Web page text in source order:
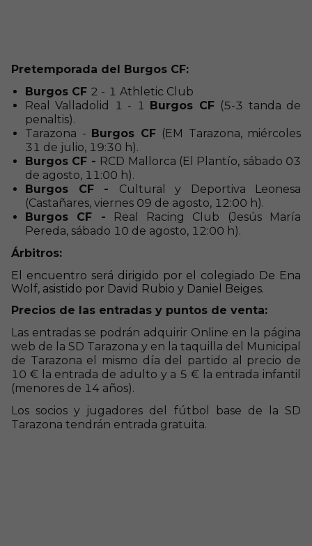
Pretemporada del Burgos CF:
Burgos CF 2 - 1 Athletic Club
Real Valladolid 1 - 1 Burgos CF (5-3 tanda de
penaltis).
Tarazona - Burgos CF (EM Tarazona, miércoles
31 de julio, 19:30 h).
Burgos CF - RCD Mallorca (El Plantío, sábado 03
de agosto, 11:00 h).
Burgos CF - Cultural y Deportiva Leonesa
(Castañares, viernes 09 de agosto, 12:00 h).
Burgos CF - Real Racing Club (Jesús María
Pereda, sábado 10 de agosto, 12:00 h).
Árbitros:
El encuentro será dirigido por el colegiado De Ena
Wolf, asistido por David Rubio y Daniel Beiges.
Precios de las entradas y puntos de venta:
Las entradas se podrán adquirir Online en la página
web de la SD Tarazona y en la taquilla del Municipal
de Tarazona el mismo día del partido al precio de
10 € la entrada de adulto y a 5 € la entrada infantil
(menores de 14 años).
Los socios y jugadores del fútbol base de la SD
Tarazona tendrán entrada gratuita.